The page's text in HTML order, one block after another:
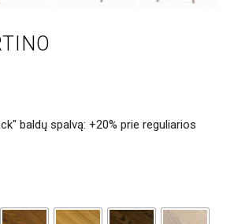
baldų spalvą: +20% prie reguliarios